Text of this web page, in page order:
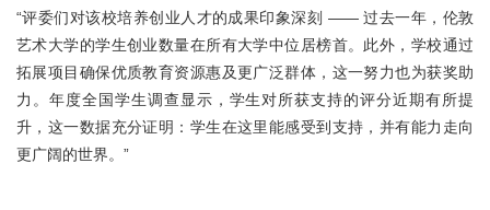
“评委们对该校培养创业人才的成果印象深刻 —— 过去一年，伦敦
艺术大学的学生创业数量在所有大学中位居榜首。此外，学校通过
拓展项目确保优质教育资源惠及更广泛群体，这一努力也为获奖助
力。年度全国学生调查显示，学生对所获支持的评分近期有所提
升，这一数据充分证明：学生在这里能感受到支持，并有能力走向
更广阔的世界。”